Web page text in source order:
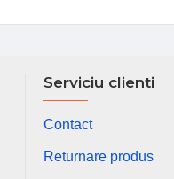
Serviciu clienti
Contact
Returnare produs